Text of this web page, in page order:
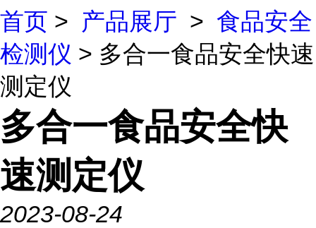
首页 > 产品展厅 > 食品安全
检测仪 > 多合一食品安全快速
测定仪
多合一食品安全快
速测定仪
2023-08-24